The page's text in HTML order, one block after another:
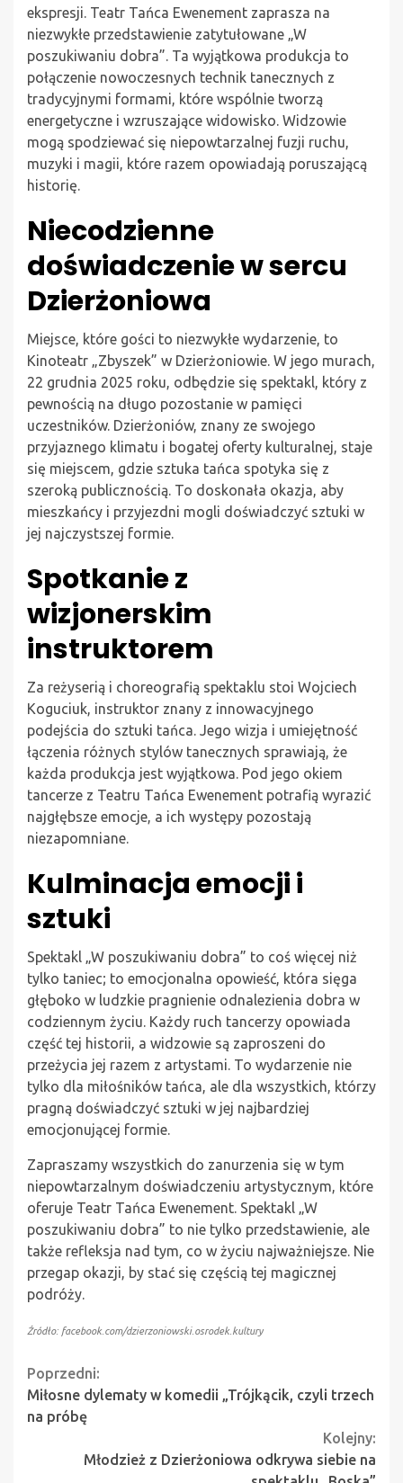
ekspresji. Teatr Tańca Ewenement zaprasza na
niezwykłe przedstawienie zatytułowane „W
poszukiwaniu dobra”. Ta wyjątkowa produkcja to
połączenie nowoczesnych technik tanecznych z
tradycyjnymi formami, które wspólnie tworzą
energetyczne i wzruszające widowisko. Widzowie
mogą spodziewać się niepowtarzalnej fuzji ruchu,
muzyki i magii, które razem opowiadają poruszającą
historię.
Niecodzienne
doświadczenie w sercu
Dzierżoniowa
Miejsce, które gości to niezwykłe wydarzenie, to
Kinoteatr „Zbyszek” w Dzierżoniowie. W jego murach,
22 grudnia 2025 roku, odbędzie się spektakl, który z
pewnością na długo pozostanie w pamięci
uczestników. Dzierżoniów, znany ze swojego
przyjaznego klimatu i bogatej oferty kulturalnej, staje
się miejscem, gdzie sztuka tańca spotyka się z
szeroką publicznością. To doskonała okazja, aby
mieszkańcy i przyjezdni mogli doświadczyć sztuki w
jej najczystszej formie.
Spotkanie z
wizjonerskim
instruktorem
Za reżyserią i choreografią spektaklu stoi Wojciech
Koguciuk, instruktor znany z innowacyjnego
podejścia do sztuki tańca. Jego wizja i umiejętność
łączenia różnych stylów tanecznych sprawiają, że
każda produkcja jest wyjątkowa. Pod jego okiem
tancerze z Teatru Tańca Ewenement potrafią wyrazić
najgłębsze emocje, a ich występy pozostają
niezapomniane.
Kulminacja emocji i
sztuki
Spektakl „W poszukiwaniu dobra” to coś więcej niż
tylko taniec; to emocjonalna opowieść, która sięga
głęboko w ludzkie pragnienie odnalezienia dobra w
codziennym życiu. Każdy ruch tancerzy opowiada
część tej historii, a widzowie są zaproszeni do
przeżycia jej razem z artystami. To wydarzenie nie
tylko dla miłośników tańca, ale dla wszystkich, którzy
pragną doświadczyć sztuki w jej najbardziej
emocjonującej formie.
Zapraszamy wszystkich do zanurzenia się w tym
niepowtarzalnym doświadczeniu artystycznym, które
oferuje Teatr Tańca Ewenement. Spektakl „W
poszukiwaniu dobra” to nie tylko przedstawienie, ale
także refleksja nad tym, co w życiu najważniejsze. Nie
przegap okazji, by stać się częścią tej magicznej
podróży.
Źródło: facebook.com/dzierzoniowski.osrodek.kultury
Continue
Reading
Poprzedni:
Miłosne dylematy w komedii „Trójkącik, czyli trzech
na próbę
Kolejny:
Młodzież z Dzierżoniowa odkrywa siebie na